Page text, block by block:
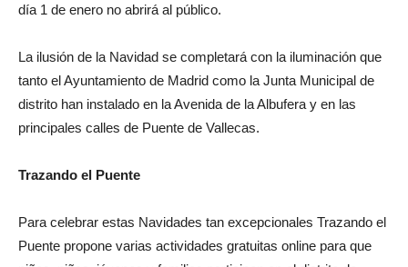
día 1 de enero no abrirá al público.
La ilusión de la Navidad se completará con la iluminación que
tanto el Ayuntamiento de Madrid como la Junta Municipal de
distrito han instalado en la Avenida de la Albufera y en las
principales calles de Puente de Vallecas.
Trazando el Puente
Para celebrar estas Navidades tan excepcionales Trazando el
Puente propone varias actividades gratuitas online para que